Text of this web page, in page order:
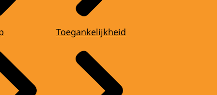
Toegankelijkheid